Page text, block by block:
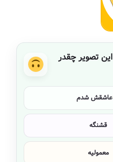
این تصویر چقدر
عاشقش شدم
قشنگه
معمولیه